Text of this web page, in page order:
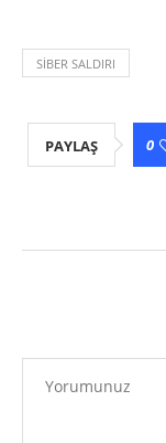
SIBER SALDIRI
PAYLAŞ 0